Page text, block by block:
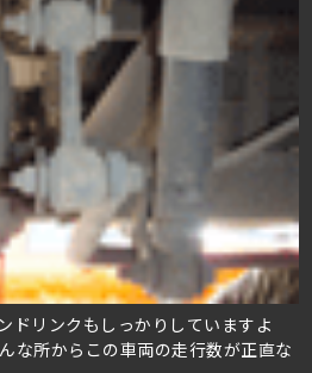
ドリンクもしっかりしていますよ
な所からこの車両の走行数が正直な